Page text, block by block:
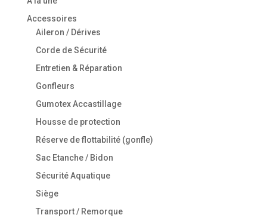
Accessoires
Aileron / Dérives
Corde de Sécurité
Entretien & Réparation
Gonfleurs
Gumotex Accastillage
Housse de protection
Réserve de flottabilité (gonfle)
Sac Etanche / Bidon
Sécurité Aquatique
Siège
Transport / Remorque